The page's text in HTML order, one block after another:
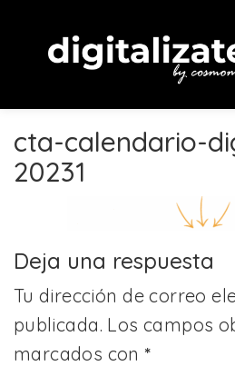
cta-calendario-
20231
Deja una respuesta
Tu dirección de correo
publicada. Los campos
marcados con*